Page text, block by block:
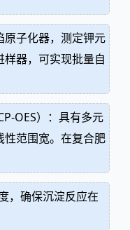
原子化器，测定钾元
器，可实现批量自
OES）：具有多元
性范围宽。在复合肥
，确保沉淀反应在